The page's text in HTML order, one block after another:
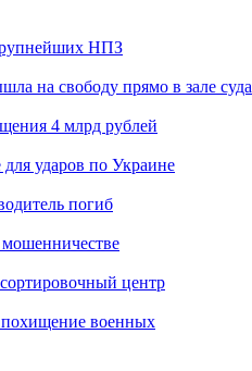
НПЗ
на свободу прямо в зале суда
4 млрд рублей
ударов по Украине
погиб
центр
военных